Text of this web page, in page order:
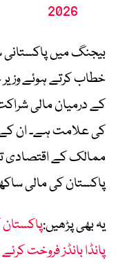
2026
بیجنگ میں
خطاب کرتے ہوئے وزیر
کے درمیان مالی
کی علامت ہے۔ ان
ممالک کے اقتصادی
پاکستان کی مالی
یہ بھی پڑھیں:
پانڈا بانڈز فروخت